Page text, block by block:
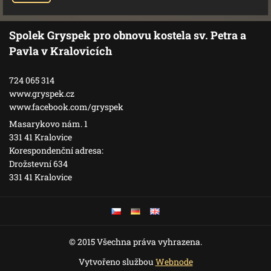
Spolek Gryspek pro obnovu kostela sv. Petra a
Pavla v Kralovicích
724 065 314
www.gryspek.cz
www.facebook.com/gryspek
Masarykovo nám. 1
331 41 Kralovice
Korespondenční adresa:
Drožstevní 634
331 41 Kralovice
© 2015 Všechna práva vyhrazena.
Vytvořeno službou Webnode